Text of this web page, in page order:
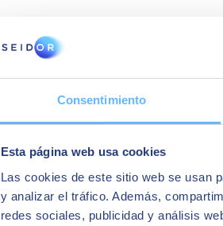
Consentimiento
Esta página web usa cookies
Las cookies de este sitio web se usan
y analizar el tráfico. Además,
redes sociales, publicidad y análisis